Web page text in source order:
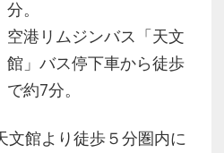
分。
空港リムジンバス「天文
館」バス停下車から徒歩
で約7分。
文館より徒歩５分圏内に